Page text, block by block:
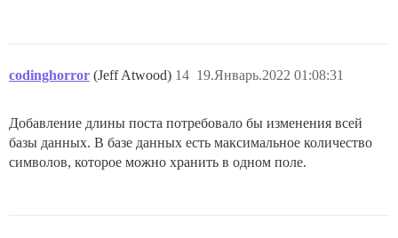
codinghorror (Jeff Atwood) 19.Январь.2022 01:08:31
14
Добавление длины поста потребовало бы изменения всей
базы данных. В базе данных есть максимальное количество
символов, которое можно хранить в одном поле.